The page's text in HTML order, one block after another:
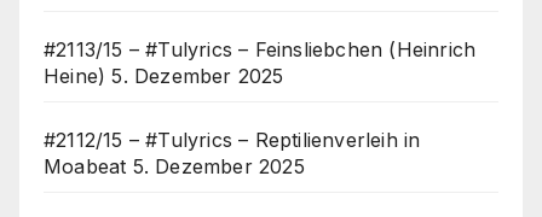
#2113/15 – #Tulyrics – Feinsliebchen (Heinrich
Heine) 5. Dezember 2025
#2112/15 – #Tulyrics – Reptilienverleih in
Moabeat 5. Dezember 2025